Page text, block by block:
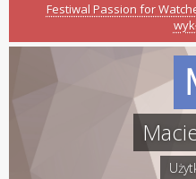
Festiwal Passion for